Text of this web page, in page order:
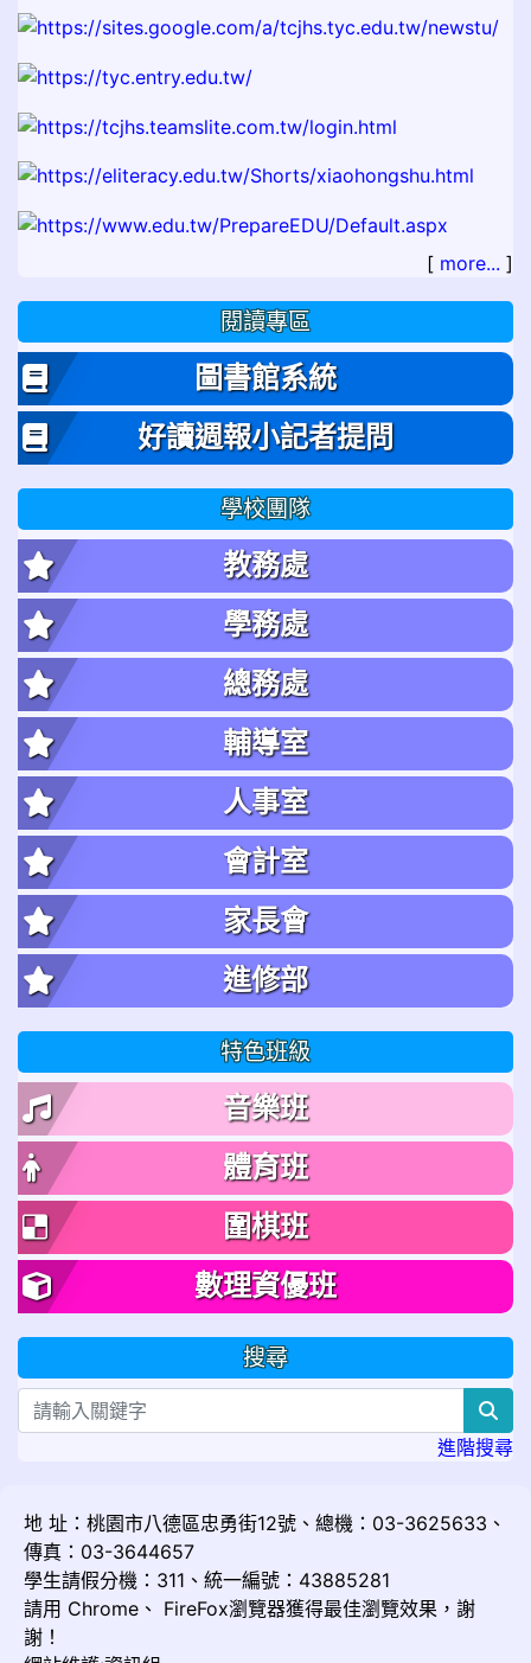
[ more... ]
閱讀專區
圖書館系統
好讀週報小記者提問
學校團隊
教務處
學務處
總務處
輔導室
人事室
會計室
家長會
進修部
特色班級
音樂班
體育班
圍棋班
數理資優班
搜尋
進階搜尋
地 址：桃園市八德區忠勇街12號、總機：03-3625633、
傳真：03-3644657
學生請假分機：311、統一編號：43885281
請用 Chrome 、 FireFox瀏覽器獲得最佳瀏覽效果，謝
謝！